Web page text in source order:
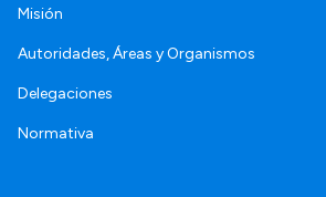
Misión
Autoridades, Áreas y Organismos
Delegaciones
Normativa